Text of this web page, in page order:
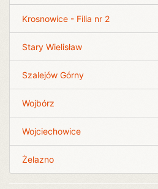
Krosnowice - Filia nr 2
Stary Wielisław
Szalejów Górny
Wojbórz
Wojciechowice
Żelazno